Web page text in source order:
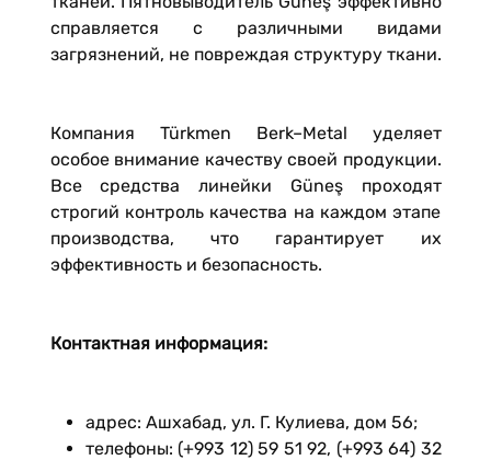
справляется с различными видами
загрязнений, не повреждая структуру ткани.
Компания Türkmen Berk–Metal уделяет
особое внимание качеству своей продукции.
Все средства линейки Güneş проходят
строгий контроль качества на каждом этапе
производства, что гарантирует их
эффективность и безопасность.
Контактная информация:
адрес: Ашхабад, ул. Г. Кулиева, дом 56;
телефоны: (+993 12) 59 51 92, (+993 64) 32